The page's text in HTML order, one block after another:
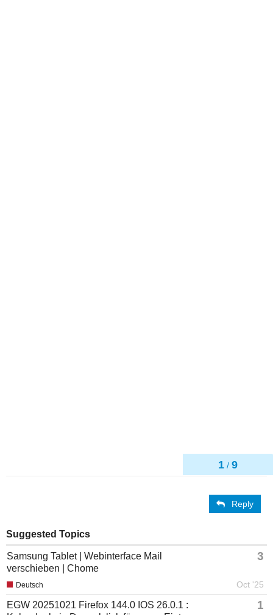
1 / 9
Reply
Suggested Topics
Samsung Tablet | Webinterface Mail
verschieben | Chome
3
Oct '25
Deutsch
EGW 20251021 Firefox 144.0 IOS 26.0.1 :
1